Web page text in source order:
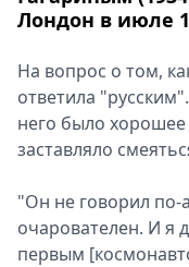
Лондон в июле
На вопрос о том,
ответила
него было
заставляло
"Он не говорил по-
очарователен. И я
первым